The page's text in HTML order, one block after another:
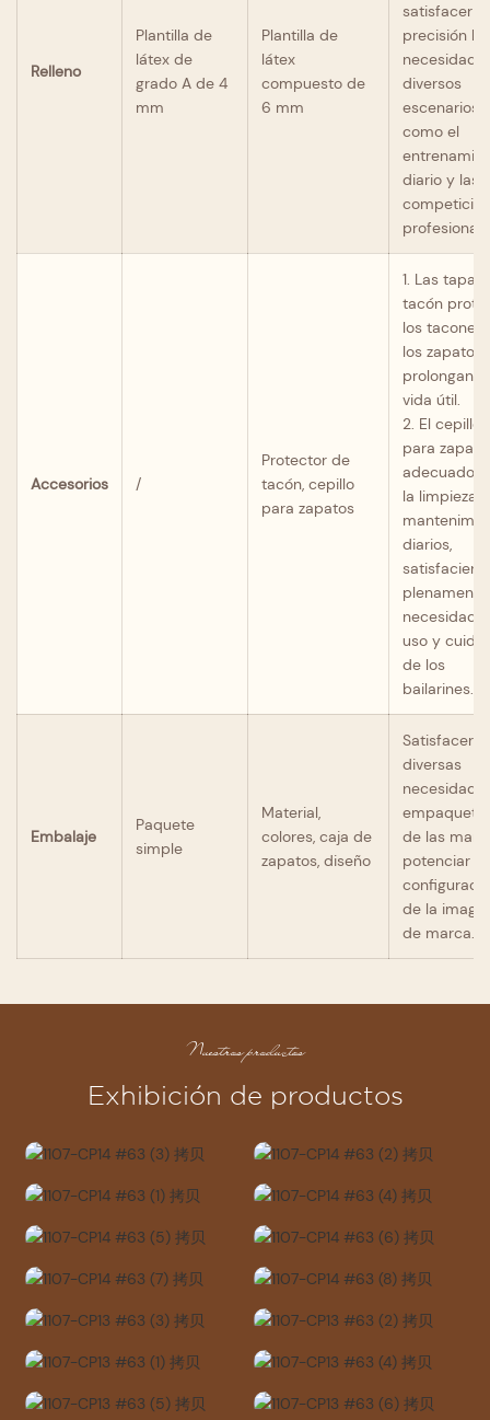
Relleno
Plantilla de
látex de
grado A de 4
mm
Plantilla de
látex
compuesto de
6 mm
satisfacer
precisión las
diversos
escenarios,
como el
diario y las
Accesorios /
Protector de
tacón, cepillo
para zapatos
1. Las tapas
tacón
los tacones
los zapatos
prolongan
vida útil.
2. El cepillo
para
adecuado
la limpieza
diarios,
uso y
de los
bailarines.
Embalaje
Paquete
simple
Material,
colores, caja de
zapatos, diseño
Satisfacer
diversas
de las
potenciar la
de la
de marca.
Nuestros productos
Exhibición de productos